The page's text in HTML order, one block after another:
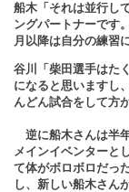
船木「それは並行し
ングパートナーです
月以降は自分の練習
谷川「柴田選手はた
になると思いますし
んどん試合をして方
逆に船木さんは半
メインイベンターと
て体がボロボロだっ
し、新しい船木さん